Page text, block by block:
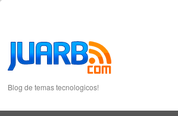
Blog de temas tecnologicos!